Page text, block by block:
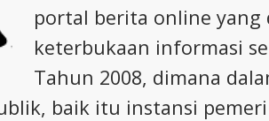
portal berita online
keterbukaan informasi
Tahun 2008, dimana
baik itu instansi